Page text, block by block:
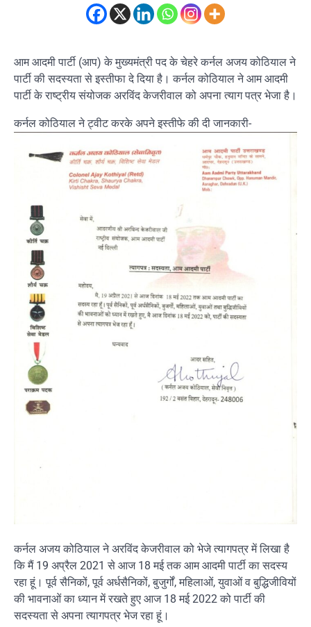
आम आदमी पार्टी (आप) के मुख्यमंत्री पद के चेहरे कर्नल अजय कोठियाल ने
पार्टी की सदस्यता से इस्तीफा दे दिया है। कर्नल कोठियाल ने आम आदमी
पार्टी के राष्ट्रीय संयोजक अरविंद केजरीवाल को अपना त्याग पत्र भेजा है।
कर्नल कोठियाल ने ट्वीट करके अपने इस्तीफे की दी जानकारी-
कर्नल अजय कोठियाल ने अरविंद केजरीवाल को भेजे त्यागपत्र में लिखा है
कि मैं 19 अप्रैल 2021 से आज 18 मई तक आम आदमी पार्टी का सदस्य
रहा हूं। पूर्व सैनिकों, पूर्व अर्धसैनिकों, बुजुर्गों, महिलाओं, युवाओं व बुद्धिजीवियों
की भावनाओं का ध्यान में रखते हुए आज 18 मई 2022 को पार्टी की
सदस्यता से अपना त्यागपत्र भेज रहा हूं।